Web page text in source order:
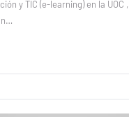
y TIC (e-learning) en la UOC